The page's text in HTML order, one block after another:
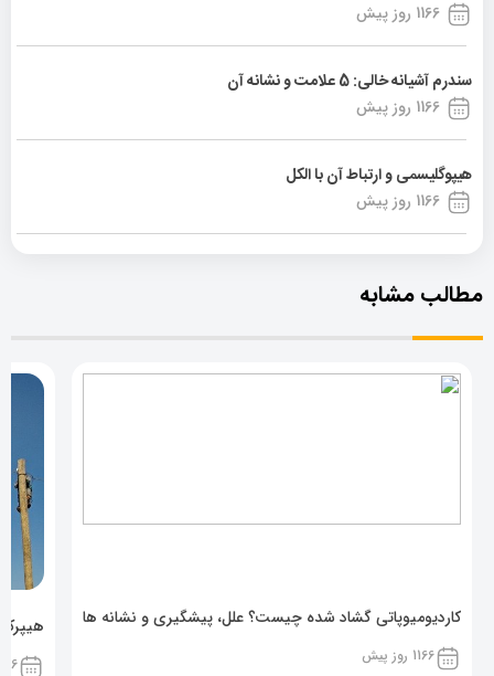
1166 روز پیش
سندرم آشیانه خالی: 5 علامت و نشانه آن
1166 روز پیش
هیپوگلیسمی و ارتباط آن با الکل
1166 روز پیش
مطالب مشابه
کاردیومیوپاتی گشاد شده چیست؟ علل، پیشگیری و نشانه ها
1166 روز پیش 1166